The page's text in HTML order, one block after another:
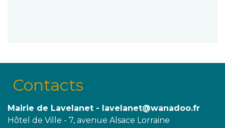
Contacts
Mairie de Lavelanet - lavelanet@wanadoo.fr
Hôtel de Ville - 7, avenue Alsace Lorraine